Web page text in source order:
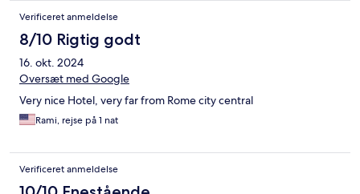
Verificeret anmeldelse
8/10 Rigtig godt
16. okt. 2024
Oversæt med Google
Very nice Hotel, very far from Rome city central
Rami, rejse på 1 nat
Verificeret anmeldelse